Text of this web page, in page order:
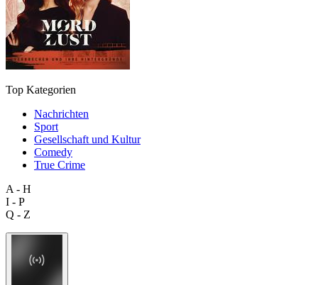
Top Kategorien
Nachrichten
Sport
Gesellschaft und Kultur
Comedy
True Crime
A - H
I - P
Q - Z